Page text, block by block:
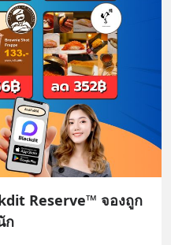
Reserve™ จองถูก
ก